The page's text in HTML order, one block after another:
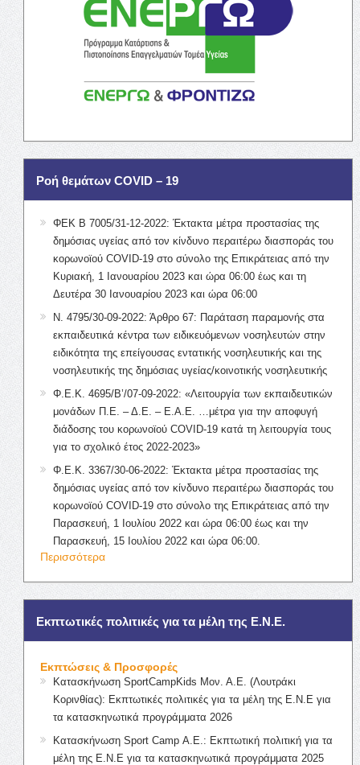
Ροή θεμάτων COVID – 19
ΦΕΚ Β 7005/31-12-2022: Έκτακτα μέτρα προστασίας της
δημόσιας υγείας από τον κίνδυνο περαιτέρω διασποράς του
κορωνοϊού COVID-19 στο σύνολο της Επικράτειας από την
Κυριακή, 1 Ιανουαρίου 2023 και ώρα 06:00 έως και τη
Δευτέρα 30 Ιανουαρίου 2023 και ώρα 06:00
Ν. 4795/30-09-2022: Άρθρο 67: Παράταση παραμονής στα
εκπαιδευτικά κέντρα των ειδικευόμενων νοσηλευτών στην
ειδικότητα της επείγουσας εντατικής νοσηλευτικής και της
νοσηλευτικής της δημόσιας υγείας/κοινοτικής νοσηλευτικής
Φ.Ε.Κ. 4695/Β’/07-09-2022: «Λειτουργία των εκπαιδευτικών
μονάδων Π.Ε. – Δ.Ε. – Ε.Α.Ε. …μέτρα για την αποφυγή
διάδοσης του κορωνοϊού COVID-19 κατά τη λειτουργία τους
για το σχολικό έτος 2022-2023»
Φ.Ε.Κ. 3367/30-06-2022: Έκτακτα μέτρα προστασίας της
δημόσιας υγείας από τον κίνδυνο περαιτέρω διασποράς του
κορωνοϊού COVID-19 στο σύνολο της Επικράτειας από την
Παρασκευή, 1 Ιουλίου 2022 και ώρα 06:00 έως και την
Παρασκευή, 15 Ιουλίου 2022 και ώρα 06:00.
Περισσότερα
Εκπτωτικές πολιτικές για τα μέλη της Ε.Ν.Ε.
Εκπτώσεις & Προσφορές
Κατασκήνωση SportCampKids Μον. Α.Ε. (Λουτράκι
Κορινθίας): Εκπτωτικές πολιτικές για τα μέλη της Ε.Ν.Ε για
τα κατασκηνωτικά προγράμματα 2026
Κατασκήνωση Sport Camp Α.Ε.: Εκπτωτική πολιτική για τα
μέλη της Ε.Ν.Ε για τα κατασκηνωτικά προγράμματα 2025